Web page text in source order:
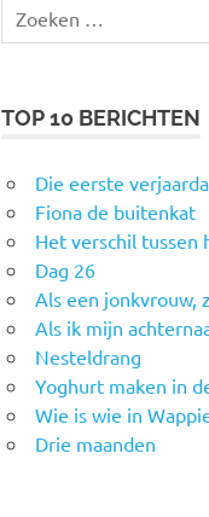
naar:
TOP 10 BERICHTEN
Die eerste
Fiona de buitenkat
Het verschil tussen
Dag 26
Als een jonkvrouw,
Als ik mijn
Nesteldrang
Yoghurt maken in
Wie is wie in
Drie maanden